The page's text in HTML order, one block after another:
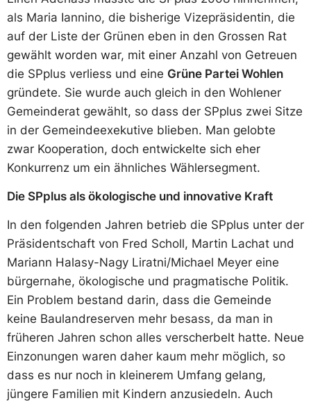
als Maria Iannino, die bisherige Vizepräsidentin, die
auf der Liste der Grünen eben in den Grossen Rat
gewählt worden war, mit einer Anzahl von Getreuen
die SPplus verliess und eine Grüne Partei Wohlen
gründete. Sie wurde auch gleich in den Wohlener
Gemeinderat gewählt, so dass der SPplus zwei Sitze
in der Gemeindeexekutive blieben. Man gelobte
zwar Kooperation, doch entwickelte sich eher
Konkurrenz um ein ähnliches Wählersegment.
Die SPplus als ökologische und innovative Kraft
In den folgenden Jahren betrieb die SPplus unter der
Präsidentschaft von Fred Scholl, Martin Lachat und
Mariann Halasy-Nagy Liratni/Michael Meyer eine
bürgernahe, ökologische und pragmatische Politik.
Ein Problem bestand darin, dass die Gemeinde
keine Baulandreserven mehr besass, da man in
früheren Jahren schon alles verscherbelt hatte. Neue
Einzonungen waren daher kaum mehr möglich, so
dass es nur noch in kleinerem Umfang gelang,
jüngere Familien mit Kindern anzusiedeln. Auch